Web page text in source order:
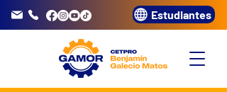
3320072 Estudiantes